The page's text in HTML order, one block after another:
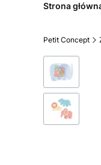
Strona
Petit Concept